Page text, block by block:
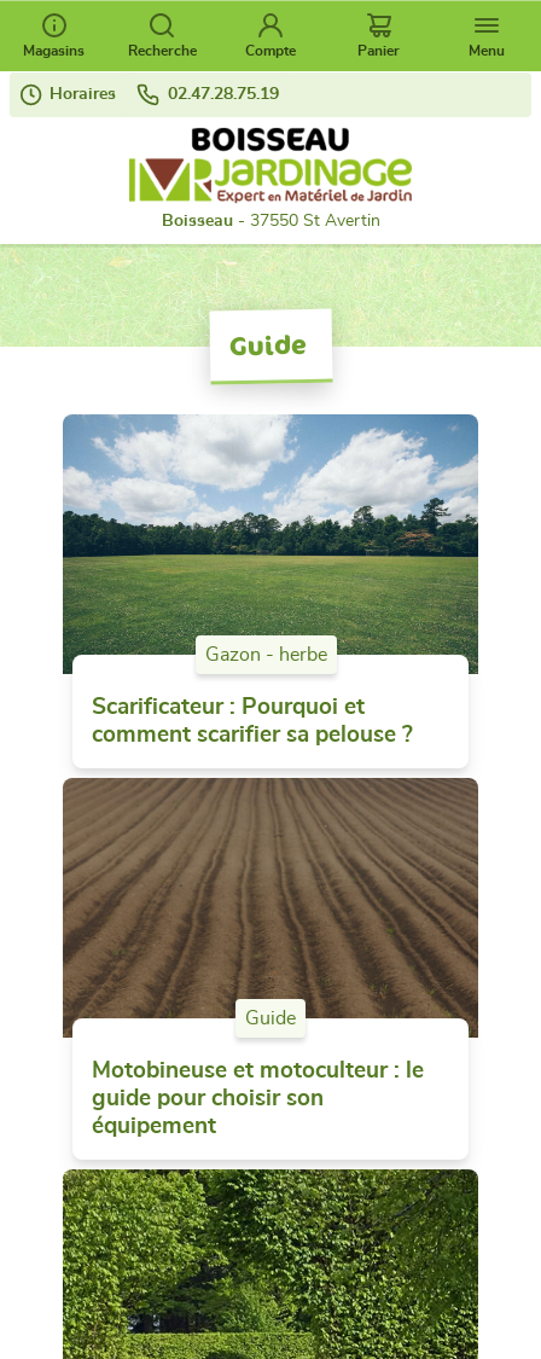
Horaires 02.47.28.75.19
Boisseau- 37550 St Avertin
Magasins Recherche Compte Panier Menu
Guide
Gazon - herbe
Scarificateur : Pourquoi et
comment scarifier sa pelouse ?
Guide
Motobineuse et motoculteur : le
guide pour choisir son
équipement